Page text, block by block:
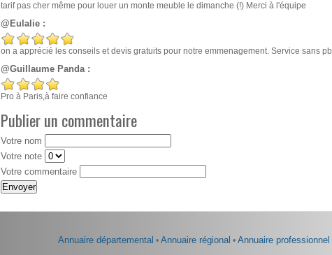
tarif pas cher même pour louer un monte meuble le dimanche (!) Merci à l'équipe
@Eulalie :
on a apprécié les conseils et devis gratuits pour notre emmenagement. Service sans pb
@Guillaume Panda :
Pro à Paris,à faire confiance
Publier un commentaire
Votre nom
Votre note
Votre commentaire
Annuaire départemental • Annuaire régional • Annuaire professionnel